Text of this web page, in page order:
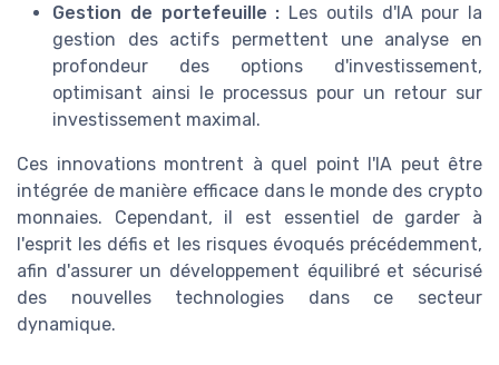
Gestion de portefeuille : Les outils d'IA pour la
gestion des actifs permettent une analyse en
profondeur des options d'investissement,
optimisant ainsi le processus pour un retour sur
investissement maximal.
Ces innovations montrent à quel point l'IA peut être
intégrée de manière efficace dans le monde des crypto
monnaies. Cependant, il est essentiel de garder à
l'esprit les défis et les risques évoqués précédemment,
afin d'assurer un développement équilibré et sécurisé
des nouvelles technologies dans ce secteur
dynamique.